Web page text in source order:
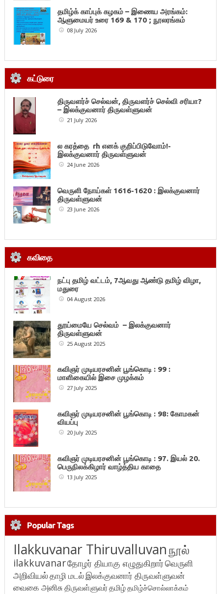
தமிழ்க் காப்புக் கழகம் – இணைய அரங்கம்:
ஆளுமையர் உரை 169 & 170 ; நூலரங்கம்
08 July 2026
கட்டுரை
திருவளர்ச் செல்வன், திருவளர்ச் செல்வி சரியா?
– இலக்குவனார் திருவள்ளுவன்
21 July 2026
ல கரத்தை rh எனக் குறிப்பிடுவோம்!-
இலக்குவனார் திருவள்ளுவன்
24 June 2026
வெருளி நோய்கள் 1616-1620 : இலக்குவனார்
திருவள்ளுவன்
23 June 2026
கவிதை
நட்பு தமிழ் வட்டம், 7ஆவது ஆண்டு தமிழ் விழா,
மதுரை
04 August 2026
தூய்மையே செல்வம் – இலக்குவனார்
திருவள்ளுவன்
25 August 2025
கவிஞர் முடியரசனின் பூங்கொடி : 99 :
மாளிகையில் இசை முழக்கம்
27 July 2025
கவிஞர் முடியரசனின் பூங்கொடி : 98: கோமகன்
வியப்பு
20 July 2025
கவிஞர் முடியரசனின் பூங்கொடி : 97. இயல் 20.
பெருநிலக்கிழார் வாழ்த்திய காதை
13 July 2025
Popular Tags
Ilakkuvanar Thiruvalluvanநூல்
ilakkuvanarதோழர் தியாகு எழுதுகிறார்வெருளி
அறிவியல்தாழி மடல்இலக்குவனார் திருவள்ளுவன்
வைகை அனிசுதிருவள்ளுவர்தமிழ்தமிழ்ச்சொல்லாக்கம்